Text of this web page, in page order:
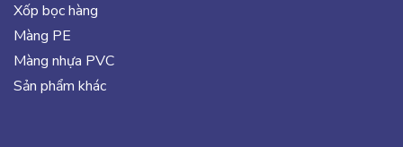
Xốp bọc hàng
Màng PE
Màng nhựa PVC
Sản phẩm khác